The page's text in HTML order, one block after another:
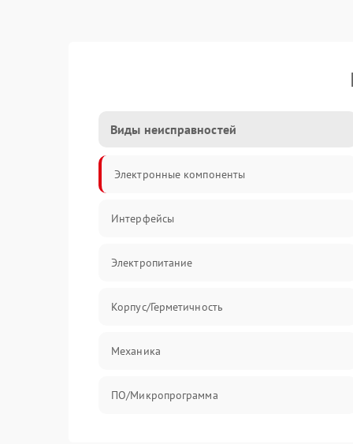
Виды неисправностей
Электронные компоненты
Интерфейсы
Электропитание
Корпус/Герметичность
Механика
ПО/Микропрограмма